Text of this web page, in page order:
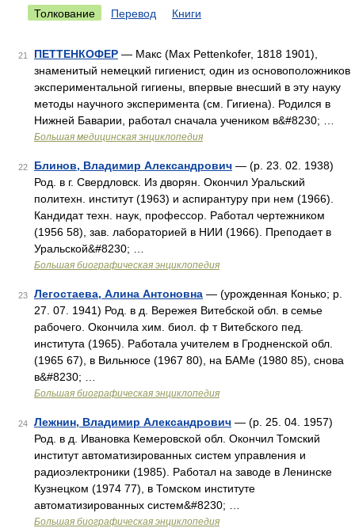
Толкование Перевод Книги
21 ПЕТТЕНКОФЕР — Макс (Max Pettenkofer, 1818 1901),
знаменитый немецкий гигиенист, один из основоположников
экспериментальной гигиены, впервые внесший в эту науку
методы научного эксперимента (см. Гигиена). Родился в
Нижней Баварии, работал сначала учеником в&#8230; …
Большая медицинская энциклопедия
22 Блинов, Владимир Александрович — (р. 23. 02. 1938)
Род. в г. Свердловск. Из дворян. Окончил Уральский
политехн. институт (1963) и аспирантуру при нем (1966).
Кандидат техн. наук, профессор. Работал чертежником
(1956 58), зав. лабораторией в НИИ (1966). Преподает в
Уральской&#8230; …
Большая биографическая энциклопедия
23 Легостаева, Алина Антоновна — (урожденная Конько; р.
27. 07. 1941) Род. в д. Вережея Витебской обл. в семье
рабочего. Окончила хим. биол. ф т Витебского пед.
института (1965). Работала учителем в Гродненской обл.
(1965 67), в Вильнюсе (1967 80), на БАМе (1980 85), снова
в&#8230; …
Большая биографическая энциклопедия
24 Лежнин, Владимир Александрович — (р. 25. 04. 1957)
Род. в д. Ивановка Кемеровской обл. Окончил Томский
институт автоматизированных систем управления и
радиоэлектроники (1985). Работал на заводе в Ленинске
Кузнецком (1974 77), в Томском институте
автоматизированных систем&#8230; …
Большая биографическая энциклопедия